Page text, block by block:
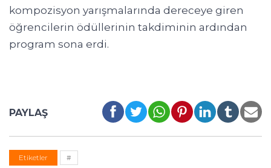
kompozisyon yarışmalarında dereceye giren
öğrencilerin ödüllerinin takdiminin ardından
program sona erdi.
PAYLAŞ
Etiketler #